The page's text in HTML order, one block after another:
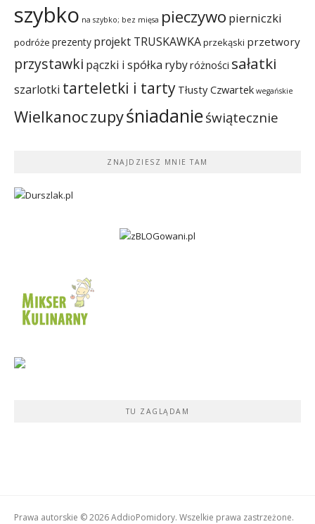
szybko na szybko; bez mięsa pieczywo pierniczki
podróże prezenty projekt TRUSKAWKAprzekąski przetwory
przystawki pączki i spółka rybyróżności sałatki
szarlotki tarteletki i tarty Tłusty Czwartek wegańskie
Wielkanoczupyśniadanieświątecznie
ZNAJDZIESZ MNIE TAM
TU ZAGLĄDAM
Prawa autorskie © 2026 AddioPomidory. Wszelkie prawa zastrzeżone.